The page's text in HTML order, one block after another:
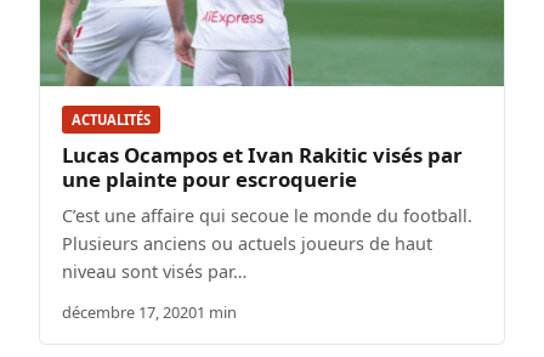
ACTUALITÉS
Lucas Ocampos et Ivan Rakitic visés par
une plainte pour escroquerie
C’est une affaire qui secoue le monde du football.
Plusieurs anciens ou actuels joueurs de haut
niveau sont visés par…
décembre 17, 20201 min